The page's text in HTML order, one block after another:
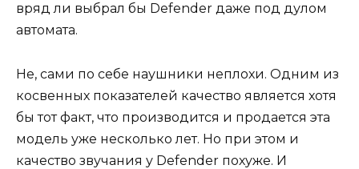
вряд ли выбрал бы Defender даже под дулом
автомата.
Не, сами по себе наушники неплохи. Одним из
косвенных показателей качество является хотя
бы тот факт, что производится и продается эта
модель уже несколько лет. Но при этом и
качество звучания у Defender похуже. И